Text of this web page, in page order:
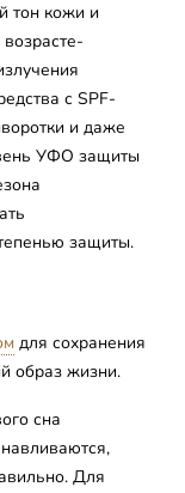
тон кожи и
с SPF-
и даже
УФО защиты
защиты.
для сохранения
образ жизни.
сна
Для